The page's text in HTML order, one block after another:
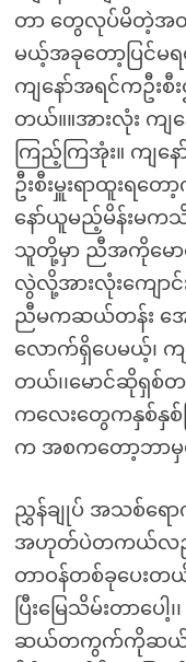
တာ တွေလုပ်မိတဲ့အ
မယ့်အခုတော့ပြင်မရ
ကျနော်အရင်ကဦးစီး
တယ်။။အားလုံး ကျ
ကြည့်ကြအုံး။ ကျ
ဦးစီးမှူးရာထူးရတေ
နော်ယူမည့်မိန်းမကသိ
သူတို့မှာ ညီအကိုမော
လွဲလို့အားလုံးကျော
ညီမကဆယ်တန်း အ
လောက်ရှိပေမယ့်၊
တယ်၊၊မောင်ဆိုရှစ်
ကလေးတွေကနှစ်နှစ်က
က အစကတော့ဘာ
ညွှန်ချုပ် အသစ်ရ
အဟုတ်ပဲတကယ်လည်
တာဝန်တစ်ခုပေး
ပြီးမြေသိမ်းတာပေ
ဆယ်တကွက်ကိုဆယ်သိန်း